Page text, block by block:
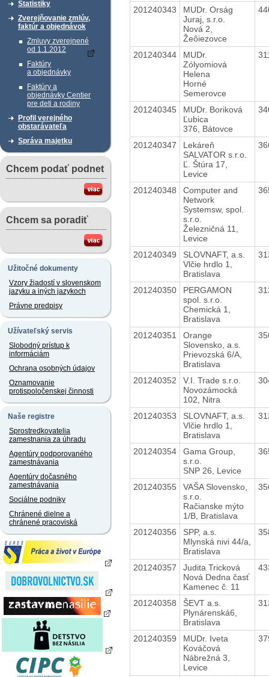
Štatistiky
Zverejňovanie zmlúv,
faktúr a objednávok
Zmluvy zverejnené
od 1.1.2012
Faktúry
a objednávky
Faktúry a
objednávky Centier
pre deti a rodiny
Profil verejného
obstarávateľa
Správa majetku
Chcem podať podnet
Chcem sa poradiť
Užitočné dokumenty
Vzory žiadostí v slovenskom
jazyku a iných jazykoch
Právne predpisy
Užívateľský servis
Slobodný prístup k
informáciám
Ochrana osobných údajov
Oznamovanie
protispoločenskej činnosti
Naše registre
Sprostredkovatelia
zamestnania za úhradu
Agentúry podporovaného
zamestnávania
Agentúry dočasného
zamestnávania
Sociálne podniky
Chránené dielne a
chránené pracoviská
201240343
MUDr. Orság
Juraj, s.r.o.
Nová 2,
Žeôiezovce
201240344
MUDr.
Zólyomiová
Helena
Horné
Semerovce
201240345
MUDr. Boriková
Ľubica
376, Bátovce
201240347
Lekáreň
SALVATOR s.r.o.
Ľ. Štúra 17,
Levice
201240348
Computer and
Network
Systemsw, spol.
s.r.o.
Železničná 11,
Levice
201240349
SLOVNAFT, a.s.
Vlčie hrdlo 1,
Bratislava
201240350
PERGAMON
spol. s.r.o.
Chemická 1,
Bratislava
201240351
Orange
Slovensko, a.s.
Prievozská 6/A,
Bratislava
201240352
V.I. Trade s.r.o.
Novozámocká
102, Nitra
201240353
SLOVNAFT, a.s.
Vlčie hrdlo 1,
Bratislava
201240354
Gama Group,
s.r.o.
SNP 26, Levice
201240355
VAŠA Slovensko,
s.r.o.
Račianske mýto
1/B, Bratislava
201240356
SPP, a.s.
Mlynská nivi 44/a,
Bratislava
201240357
Judita Tricková
Nová Dedna časť
Kamenec č. 11
201240358
ŠEVT a.s.
Plynárenská6,
Bratislava
201240359
MUDr. Iveta
Kováčová
Nábrežná 3,
Levice